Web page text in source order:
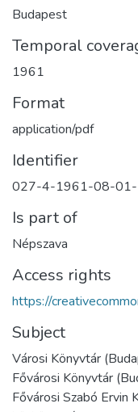
Budapest
Temporal
1961
Format
application/pdf
Identifier
027-4-1961-08-01-
Is part of
Népszava
Access rights
https://
Subject
Városi Könyvtár
Fővárosi Könyvtár
Fővárosi Szabó Ervin